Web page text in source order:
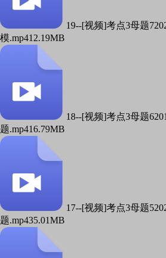
19--[视频]考点3母题
模.mp412.19MB
18--[视频]考点3母题
题.mp416.79MB
17--[视频]考点3母题
题.mp435.01MB